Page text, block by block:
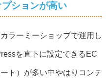
ションが高い
ラーミーショップで運用し
を直下に設定できるEC
ト）が多い中やはりコンテ